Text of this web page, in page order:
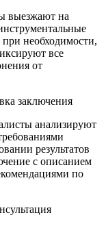
выезжают на
необходимости,
все
от
заключения
анализируют
результатов
с описанием
по